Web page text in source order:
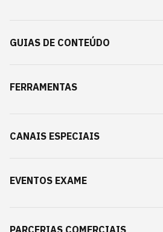
GUIAS DE CONTEÚDO
FERRAMENTAS
CANAIS ESPECIAIS
EVENTOS EXAME
PARCERIAS COMERCIAIS